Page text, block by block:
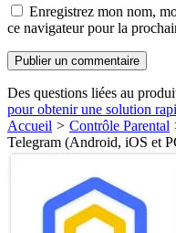
Enregistrez mon nom,
ce navigateur pour la
Des questions liées au
pour obtenir une solution
Accueil > Contrôle Parental
Telegram (Android, iOS et